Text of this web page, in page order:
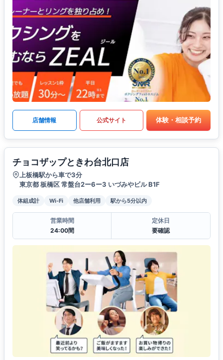
店舗情報 公式サイト 体験・相談予約
チョコザップときわ台北口店
上板橋駅から車で3分
東京都 板橋区 常盤台2ー6ー3 いづみやビル B1F
体組成計 Wi-Fi 他店舗利用 駅から5分以内
営業時間
24:00間
定休日
要確認